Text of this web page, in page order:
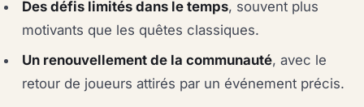
Des défis limités dans le temps, souvent plus
motivants que les quêtes classiques.
Un renouvellement de la communauté, avec le
retour de joueurs attirés par un événement précis.